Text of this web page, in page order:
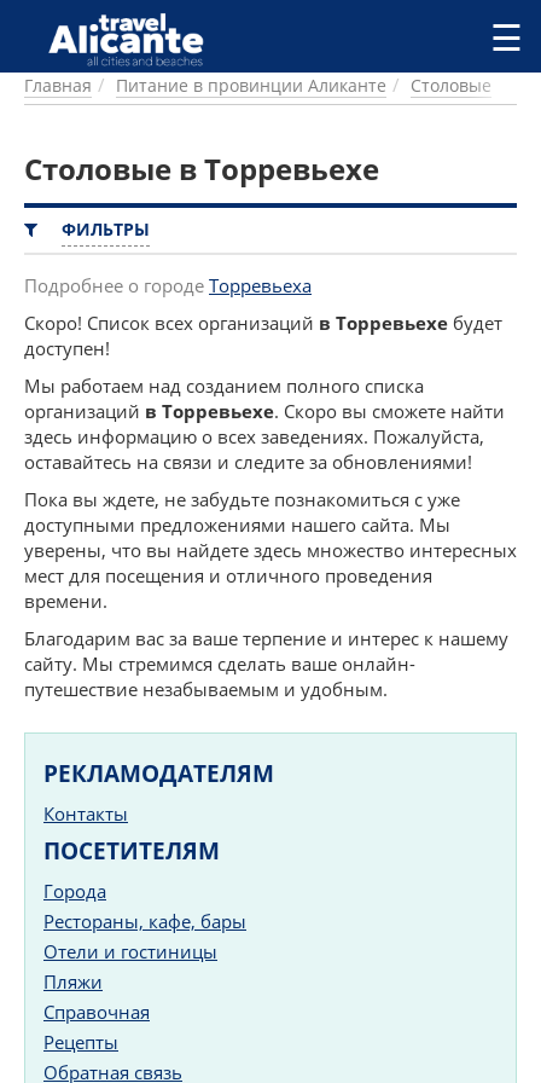
Перейти к основному содержанию
ГОРОДА
ПИТАНИЕ
ПЛЯЖИ
ДОСТОПРИМЕЧАТЕЛЬНОСТИ
КЕМПИНГ
КОМАРКИ (РАЙОНЫ)
РЕЦЕПТЫ
ПРЕДЛОЖЕНИЯ
СТАТЬИ
УСЛУГИ
☰
Главная Питание в провинции Аликанте Столовые
Столовые в Торревьехе
ФИЛЬТРЫ
Подробнее о городе Торревьеха
Скоро! Список всех организаций в Торревьехе будет
доступен!
Мы работаем над созданием полного списка
организаций в Торревьехе. Скоро вы сможете найти
здесь информацию о всех заведениях. Пожалуйста,
оставайтесь на связи и следите за обновлениями!
Пока вы ждете, не забудьте познакомиться с уже
доступными предложениями нашего сайта. Мы
уверены, что вы найдете здесь множество интересных
мест для посещения и отличного проведения
времени.
Благодарим вас за ваше терпение и интерес к нашему
сайту. Мы стремимся сделать ваше онлайн-
путешествие незабываемым и удобным.
РЕКЛАМОДАТЕЛЯМ
Контакты
ПОСЕТИТЕЛЯМ
Города
Рестораны, кафе, бары
Отели и гостиницы
Пляжи
Справочная
Рецепты
Обратная связь